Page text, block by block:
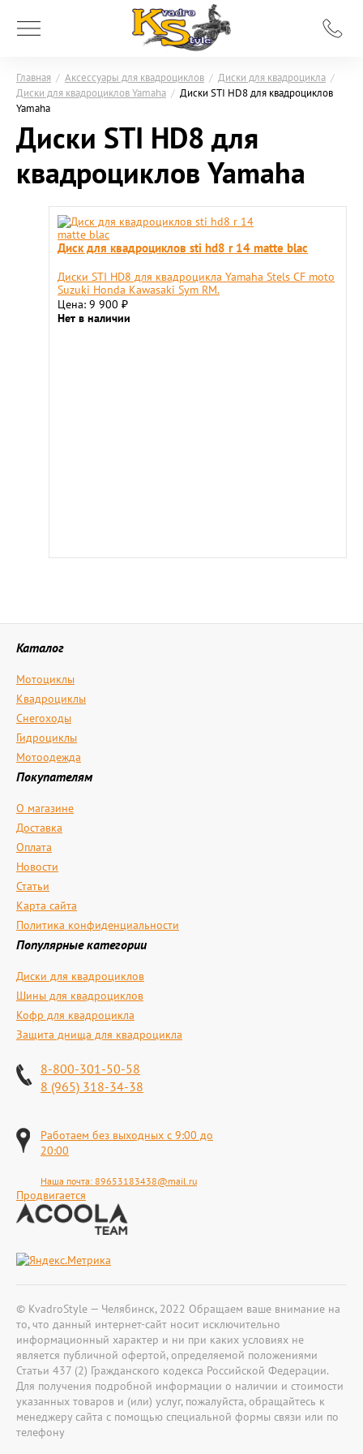
Главная / Аксессуары для квадроциклов / Диски для квадроцикла /
Диски для квадроциклов Yamaha / Диски STI HD8 для квадроциклов
Yamaha
Диски STI HD8 для
квадроциклов Yamaha
Диск для квадроциклов sti hd8 r 14 matte blac
Диски STI HD8 для квадроцикла Yamaha Stels CF moto
Suzuki Honda Kawasaki Sym RM.
Цена: 9 900 ₽
Нет в наличии
Каталог
Мотоциклы
Квадроциклы
Снегоходы
Гидроциклы
Мотоодежда
Покупателям
О магазине
Доставка
Оплата
Новости
Статьи
Карта сайта
Политика конфиденциальности
Популярные категории
Диски для квадроциклов
Шины для квадроциклов
Кофр для квадроцикла
Защита днища для квадроцикла
8-800-301-50-58
8 (965) 318-34-38
Работаем без выходных с 9:00 до
20:00
Наша почта: 89653183438@mail.ru
Продвигается
© KvadroStyle — Челябинск, 2022 Обращаем ваше внимание на
то, что данный интернет-сайт носит исключительно
информационный характер и ни при каких условиях не
является публичной офертой, определяемой положениями
Статьи 437 (2) Гражданского кодекса Российской Федерации.
Для получения подробной информации о наличии и стоимости
указанных товаров и (или) услуг, пожалуйста, обращайтесь к
менеджеру сайта с помощью специальной формы связи или по
телефону